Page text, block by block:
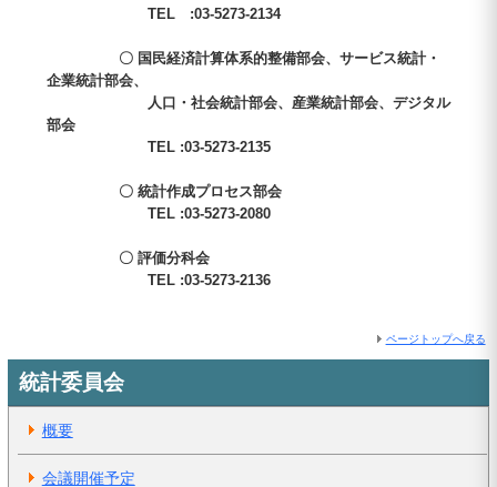
TEL :03-5273-2134
〇 国民経済計算体系的整備部会、サービス統計・
企業統計部会、
人口・社会統計部会、産業統計部会、デジタル
部会
TEL :03-5273-2135
〇 統計作成プロセス部会
TEL :03-5273-2080
〇 評価分科会
TEL :03-5273-2136
ページトップへ戻る
統計委員会
概要
会議開催予定